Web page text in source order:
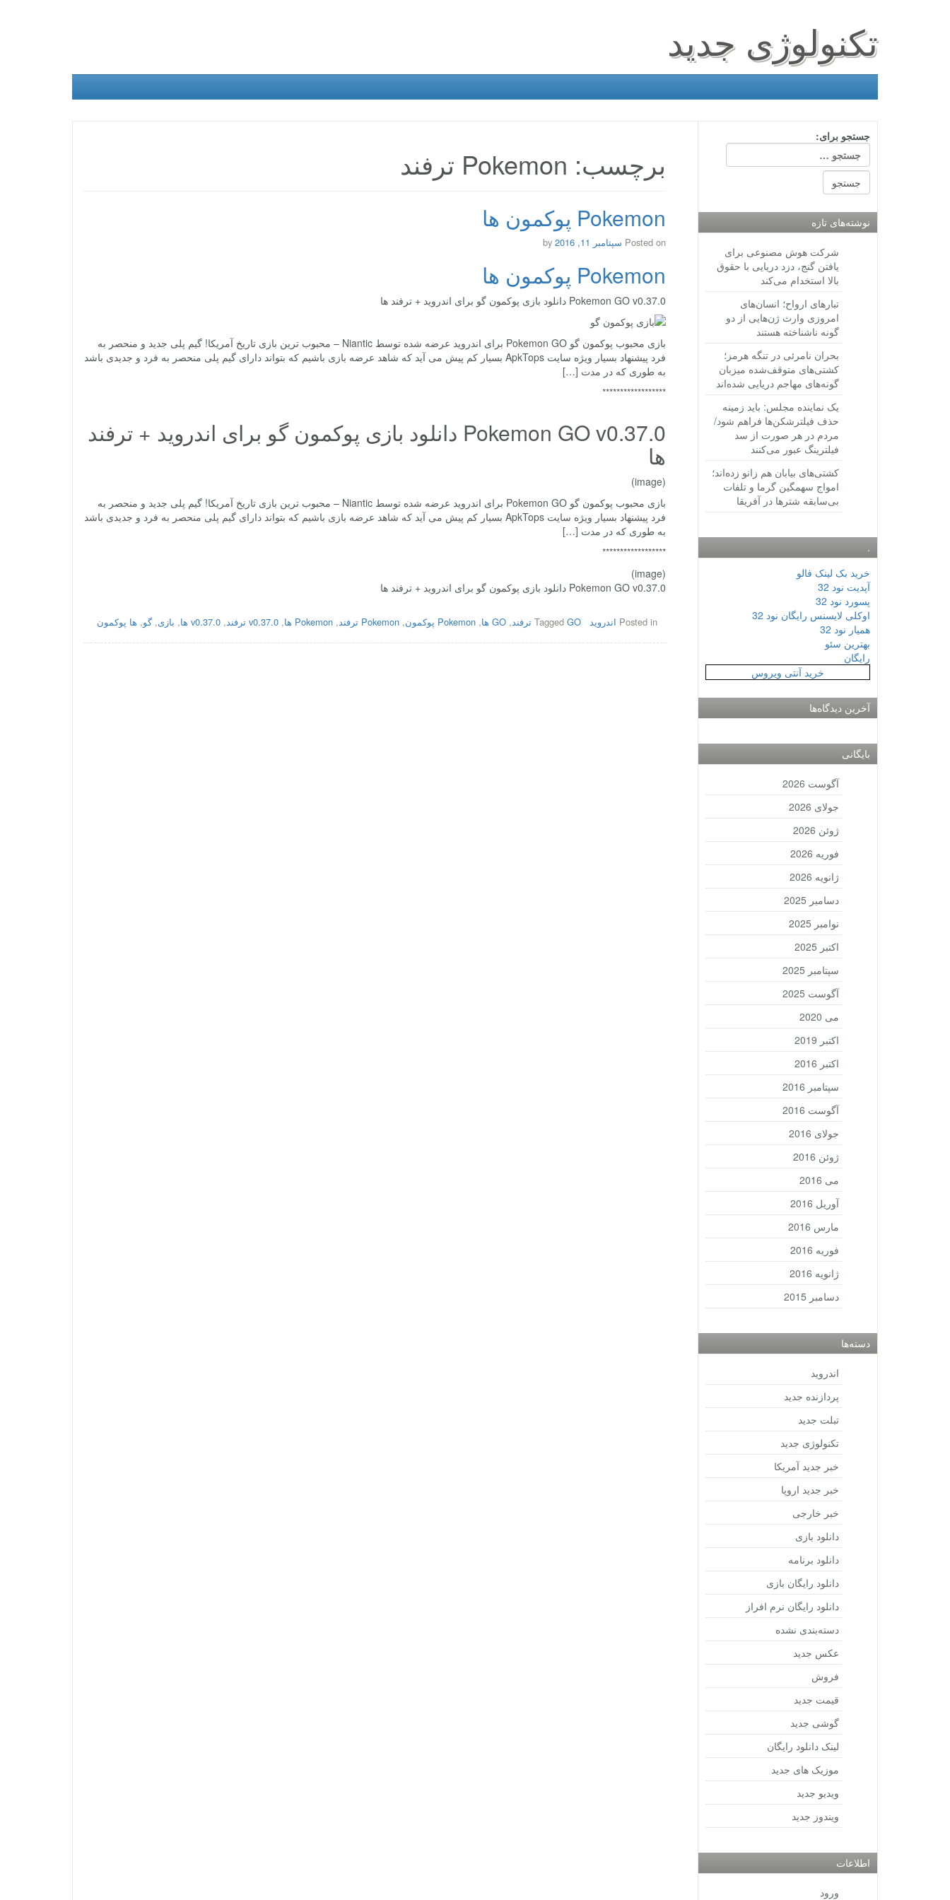
تکنولوژی جدید
برچسب: Pokemon ترفند
Pokemon پوکمون ها
Posted on سپتامبر 11, 2016 by
Pokemon پوکمون ها
Pokemon GO v0.37.0 دانلود بازی پوکمون گو برای اندروید + ترفند ها
بازی محبوب پوکمون گو Pokemon GO برای اندروید عرضه شده توسط Niantic – محبوب ترین بازی تاریخ آمریکا! گیم پلی جدید و منحصر به
فرد پیشنهاد بسیار ویژه سایت ApkTops بسیار کم پیش می آید که شاهد عرضه بازی باشیم که بتواند دارای گیم پلی منحصر به فرد و جدیدی باشد
به طوری که در مدت […]
******************
Pokemon GO v0.37.0 دانلود بازی پوکمون گو برای اندروید + ترفند
ها
(image)
بازی محبوب پوکمون گو Pokemon GO برای اندروید عرضه شده توسط Niantic – محبوب ترین بازی تاریخ آمریکا! گیم پلی جدید و منحصر به
فرد پیشنهاد بسیار ویژه سایت ApkTops بسیار کم پیش می آید که شاهد عرضه بازی باشیم که بتواند دارای گیم پلی منحصر به فرد و جدیدی باشد
به طوری که در مدت […]
******************
(image)
Pokemon GO v0.37.0 دانلود بازی پوکمون گو برای اندروید + ترفند ها
Posted in اندروید Tagged GO ترفند ,GO ها ,Pokemon پوکمون ,Pokemon ترفند ,Pokemon ها ,v0.37.0 ترفند ,v0.37.0 ها , بازی,گو, ها پوکمون
جستجو برای:
نوشته‌های تازه
شرکت هوش مصنوعی برای
یافتن گنج، دزد دریایی با حقوق
بالا استخدام می‌کند
تبارهای ارواح؛ انسان‌های
امروزی وارث ژن‌هایی از دو
گونه ناشناخته هستند
بحران نامرئی در تنگه هرمز؛
کشتی‌های متوقف‌شده میزبان
گونه‌های مهاجم دریایی شده‌اند
یک نماینده مجلس: باید زمینه
حذف فیلترشکن‌ها فراهم شود/
مردم در هر صورت از سد
فیلترینگ عبور می‌کنند
کشتی‌های بیابان هم زانو زده‌اند؛
امواج سهمگین گرما و تلفات
بی‌سابقه شترها در آفریقا
.
خرید بک لینک فالو
آپدیت نود 32
پسورد نود 32
اوکلی لایسنس رایگان نود 32
همیار نود 32
بهترین سئو
رایگان
خرید آنتی ویروس
آخرین دیدگاه‌ها
بایگانی
آگوست 2026
جولای 2026
ژوئن 2026
فوریه 2026
ژانویه 2026
دسامبر 2025
نوامبر 2025
اکتبر 2025
سپتامبر 2025
آگوست 2025
می 2020
اکتبر 2019
اکتبر 2016
سپتامبر 2016
آگوست 2016
جولای 2016
ژوئن 2016
می 2016
آوریل 2016
مارس 2016
فوریه 2016
ژانویه 2016
دسامبر 2015
دسته‌ها
اندروید
پردازنده جدید
تبلت جدید
تکنولوژی جدید
خبر جدید آمریکا
خبر جدید اروپا
خبر خارجی
دانلود بازی
دانلود برنامه
دانلود رایگان بازی
دانلود رایگان نرم افراز
دسته‌بندی نشده
عکس جدید
فروش
قیمت جدید
گوشی جدید
لینک دانلود رایگان
موزیک های جدید
ویدیو جدید
ویندوز جدید
اطلاعات
ورود